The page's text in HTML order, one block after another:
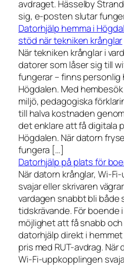
avdraget. Hässelby
sig, e-posten slutar
Datorhjälp hemma i
stöd när tekniken krånglar
När tekniken krånglar i
datorer som låser sig till
fungerar – finns personlig
Högdalen. Med
miljö, pedagogiska
till halva kostnaden
det enklare att få digitala
Högdalen. När datorn
fungera […]
Datorhjälp på plats för
När datorn krånglar, Wi-
svajar eller skrivaren
vardagen snabbt bli både
tidskrävande. För boende
möjlighet att få snabb
datorhjälp direkt i
pris med RUT-avdrag. När
Wi-Fi-uppkopplingen